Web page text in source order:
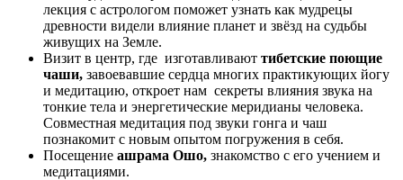
лекция с астрологом поможет узнать как мудрецы
древности видели влияние планет и звёзд на судьбы
живущих на Земле.
Визит в центр, где изготавливают тибетские поющие
чаши, завоевавшие сердца многих практикующих йогу
и медитацию, откроет нам секреты влияния звука на
тонкие тела и энергетические меридианы человека.
Совместная медитация под звуки гонга и чаш
познакомит с новым опытом погружения в себя.
Посещение ашрама Ошо, знакомство с его учением и
медитациями.